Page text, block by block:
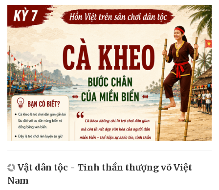
Vật dân tộc - Tinh thần thượng võ Việt
Nam